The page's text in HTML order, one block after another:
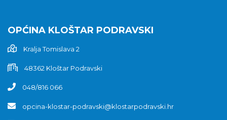
OPĆINA KLOŠTAR PODRAVSKI
Kralja Tomislava 2
48362 Kloštar Podravski
048/816 066
opcina-klostar-podravski@klostarpodravski.hr